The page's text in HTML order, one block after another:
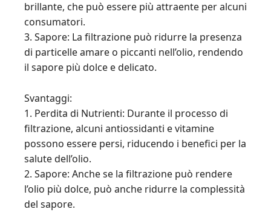
brillante, che può essere più attraente per alcuni
consumatori.
3. Sapore: La filtrazione può ridurre la presenza
di particelle amare o piccanti nell’olio, rendendo
il sapore più dolce e delicato.
Svantaggi:
1. Perdita di Nutrienti: Durante il processo di
filtrazione, alcuni antiossidanti e vitamine
possono essere persi, riducendo i benefici per la
salute dell’olio.
2. Sapore: Anche se la filtrazione può rendere
l’olio più dolce, può anche ridurre la complessità
del sapore.